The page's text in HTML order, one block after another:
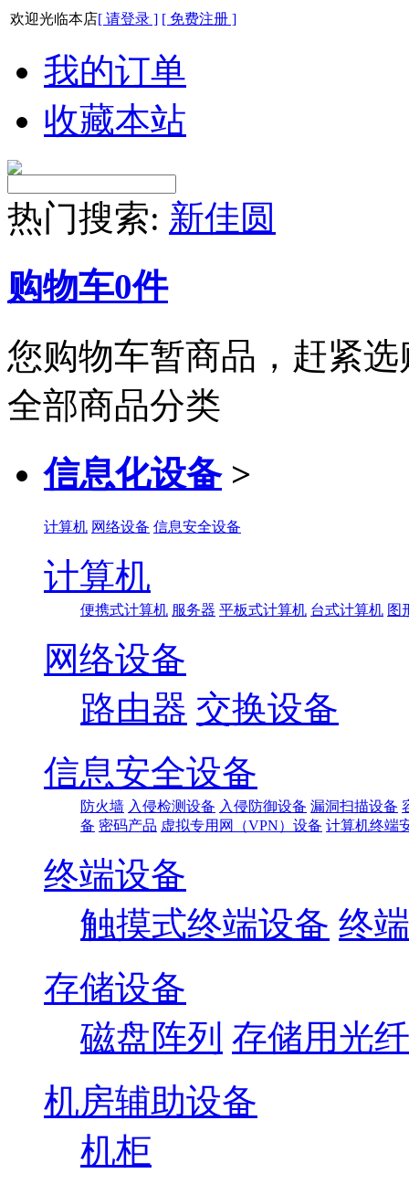
欢迎光临本店[ 请登录 ] [ 免费注册 ]
我的订单
收藏本站
热门搜索: 新佳圆
购物车0件
您购物车暂商品，赶紧选
全部商品分类
信息化设备 >
计算机 网络设备 信息安全设备
计算机
便携式计算机 服务器 平板式计算机 台式计算机 图
网络设备
路由器 交换设备
信息安全设备
防火墙 入侵检测设备 入侵防御设备 漏洞扫描设备
备 密码产品 虚拟专用网（VPN）设备 计算机终端
终端设备
触摸式终端设备 终
存储设备
磁盘阵列 存储用光
机房辅助设备
机柜